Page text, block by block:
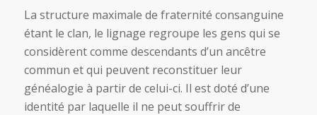
La structure maximale de fraternité consanguine
étant le clan, le lignage regroupe les gens qui se
considèrent comme descendants d’un ancêtre
commun et qui peuvent reconstituer leur
généalogie à partir de celui-ci. Il est doté d’une
identité par laquelle il ne peut souffrir de